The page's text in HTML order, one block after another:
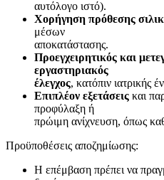
αυτόλογο ιστό).
Χορήγηση πρόθεσης
μέσων
αποκατάστασης.
Προεγχειρητικός και
εργαστηριακός
έλεγχος, κατόπιν ιατρικής
Επιπλέον εξετάσεις και
προφύλαξη ή
πρώιμη ανίχνευση, όπως
Προϋποθέσεις αποζημίωσης:
Η επέμβαση πρέπει να